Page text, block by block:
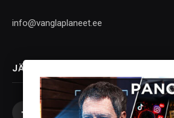
info@vanglaplaneet.ee
JÄLGI SOTSIAALMEEDIAS